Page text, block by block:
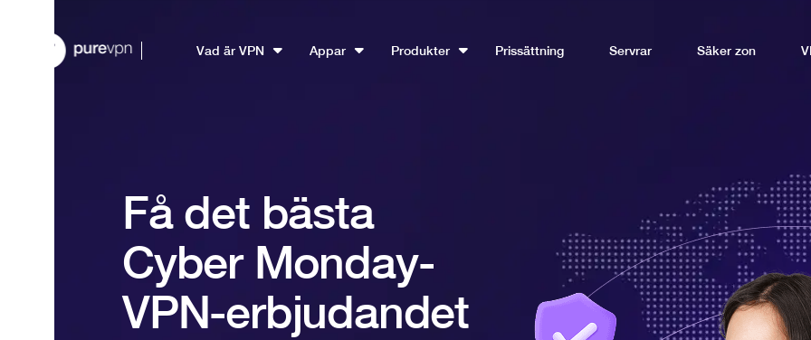
Vad är VPN Appar Produkter Prissättning Servrar Säker zon
Få det bästa
Cyber Monday-
VPN-erbjudandet